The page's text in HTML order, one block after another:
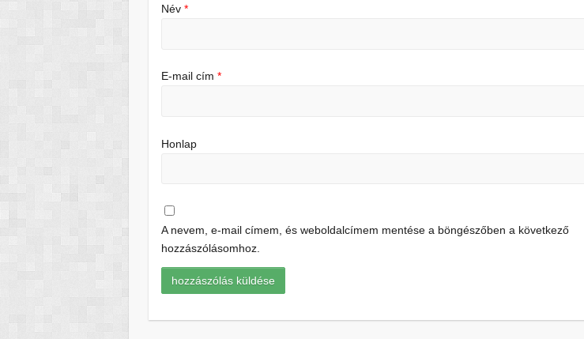
Név*
E-mail cím*
Honlap
A nevem, e-mail címem, és weboldalcímem mentése a böngészőben a következő
hozzászólásomhoz.